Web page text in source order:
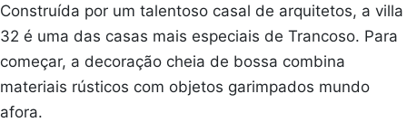
Construída por um talentoso casal de arquitetos, a villa
32 é uma das casas mais especiais de Trancoso. Para
começar, a decoração cheia de bossa combina
materiais rústicos com objetos garimpados mundo
afora.